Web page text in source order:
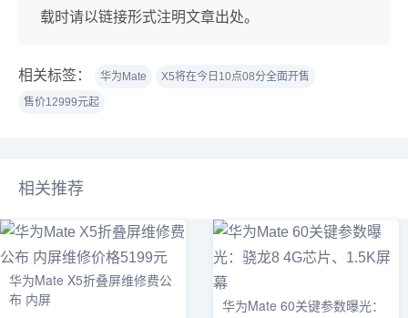
载时请以链接形式注明文章出处。
相关标签： 华为Mate
X5将在今日10点08分全面开售
售价12999元起
相关推荐
华为Mate X5折叠屏维修费公
布 内屏
华为Mate 60关键参数曝光：